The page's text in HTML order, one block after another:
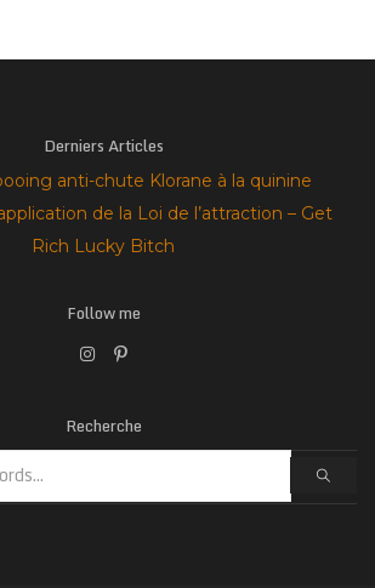
Derniers Articles
anti-chute Klorane à la quinine
de la Loi de l’attraction – Get
Rich Lucky Bitch
Follow me
Recherche